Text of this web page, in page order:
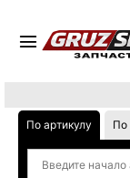
По артикулу По